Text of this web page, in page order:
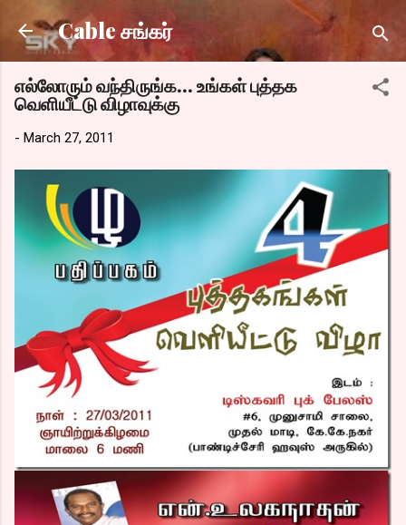
Skip to main content
Cable சங்கர்
எல்லோரும் வந்திருங்க… உங்கள் புத்தக
வெளியீட்டு விழாவுக்கு
- March 27, 2011